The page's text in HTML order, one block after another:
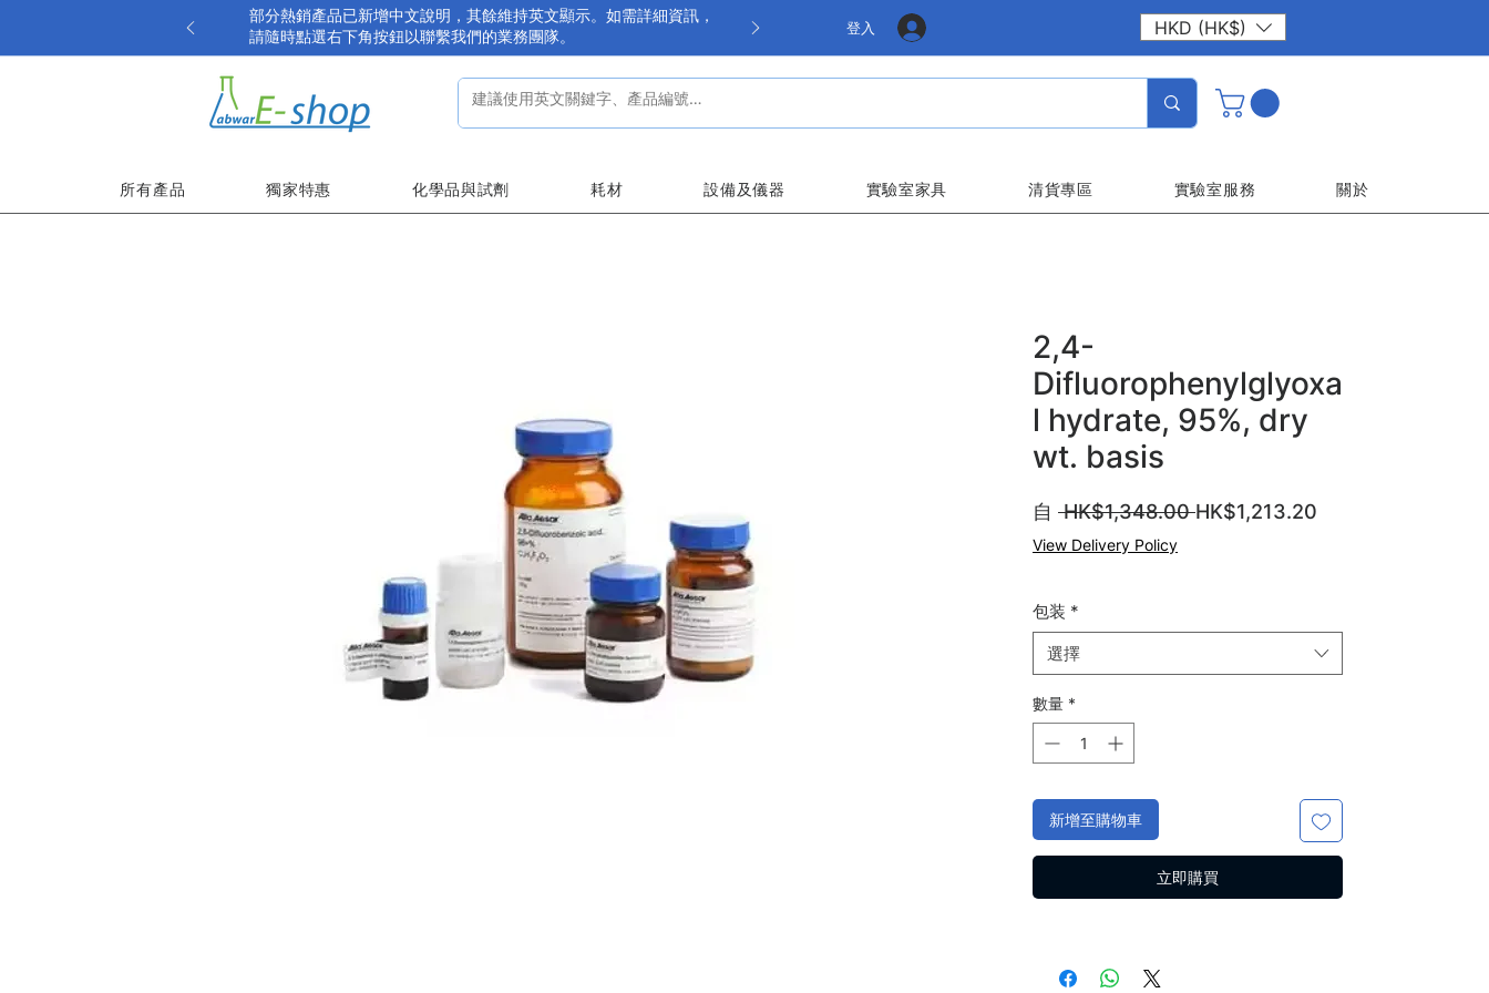
部分熱銷產品已新增中文說明，其餘維持英文顯示。如需詳細資訊，
請隨時點選右下角按鈕以聯繫我們的業務團隊。
登入 HKD (HK$)
所有產品 獨家特惠 化學品與試劑 耗材 設備及儀器 實驗室家具 清貨專區 實驗室服務 關於
2,4-
Difluorophenylglyoxa
l hydrate, 95%, dry
wt. basis
自 HK$1,348.00 一
HK$1,213.20
View Delivery Policy
包装 *
選擇
數量 *
新增至購物車
立即購買